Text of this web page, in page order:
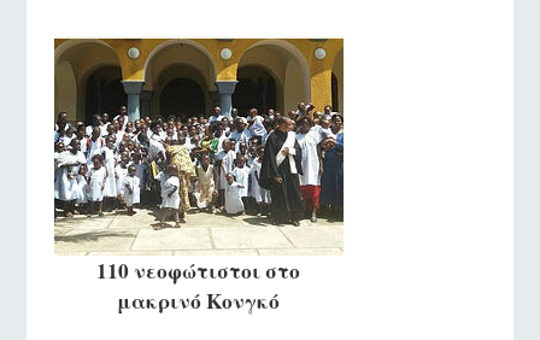
110 νεοφώτιστοι στο
μακρινό Κονγκό